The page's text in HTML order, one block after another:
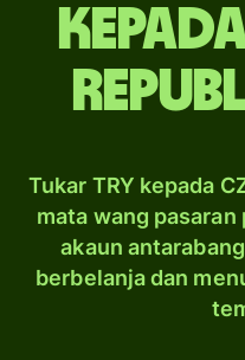
Tukar TRY kepada
mata wang
akaun
berbelanja dan